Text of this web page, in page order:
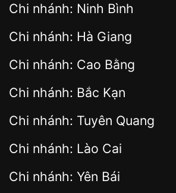
Chi nhánh: Ninh Bình
Chi nhánh: Hà Giang
Chi nhánh: Cao Bằng
Chi nhánh: Bắc Kạn
Chi nhánh: Tuyên Quang
Chi nhánh: Lào Cai
Chi nhánh: Yên Bái